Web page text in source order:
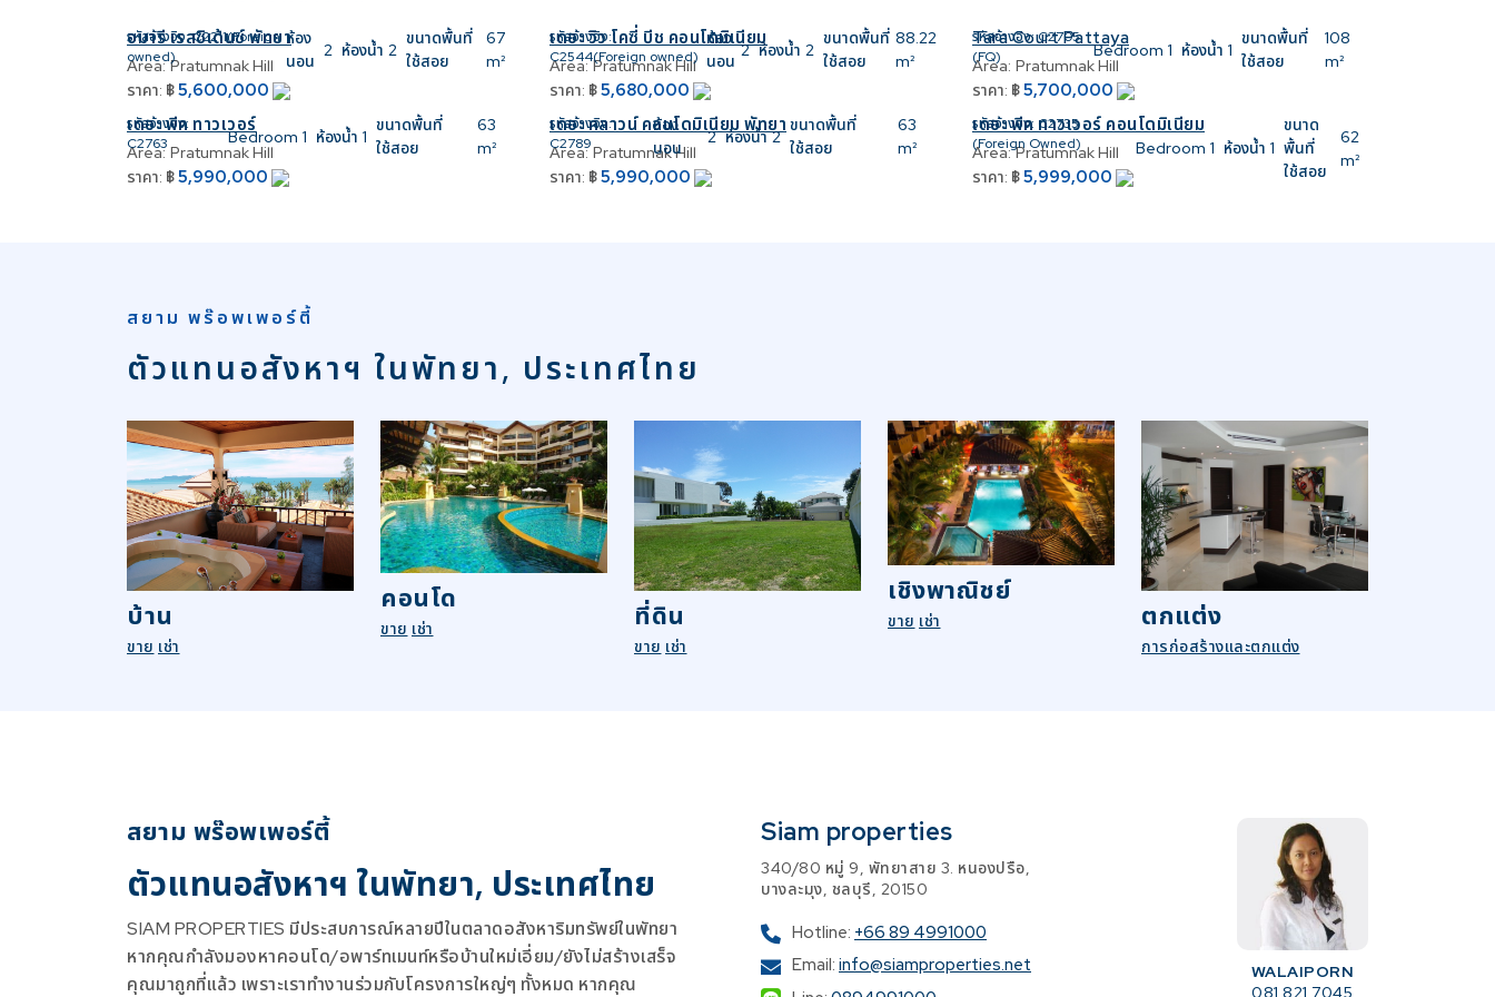
รหัสอ้างอิง:C2211(Foreign
owned)
ห้อง
นอน
2 ห้องน้ำ 2
ขนาดพื้นที่
ใช้สอย
67
m²
อมารี เรสซิเด้นซ์ พัทยา
Area: Pratumnak Hill
ราคา: ฿5,600,000
รหัสอ้างอิง:
C2544(Foreign owned)
ห้อง
นอน
2 ห้องน้ำ 2
ขนาดพื้นที่
ใช้สอย
88.22
m²
เดอะ วิว โคซี่ บีช คอนโดมิเนียม
Area: Pratumnak Hill
ราคา: ฿5,680,000
รหัสอ้างอิง: C2705
(FQ)
Bedroom 1 ห้องน้ำ 1
ขนาดพื้นที่
ใช้สอย
108
m²
Tara Court Pattaya
Area: Pratumnak Hill
ราคา: ฿5,700,000
รหัสอ้างอิง:
C2763
Bedroom 1 ห้องน้ำ 1
ขนาดพื้นที่
ใช้สอย
63
m²
เดอะ พีค ทาวเวอร์
Area: Pratumnak Hill
ราคา: ฿5,990,000
รหัสอ้างอิง:
C2789
ห้อง
นอน
2 ห้องน้ำ 2
ขนาดพื้นที่
ใช้สอย
63
m²
เดอะ คลาวน์ คอนโดมิเนียม พัทยา
Area: Pratumnak Hill
ราคา: ฿5,990,000
รหัสอ้างอิง: C2735
(Foreign Owned)
Bedroom 1 ห้องน้ำ 1
ขนาด
พื้นที่
ใช้สอย
62
m²
เดอะ พีค ทาวเวอร์ คอนโดมิเนียม
Area: Pratumnak Hill
ราคา: ฿5,999,000
สยาม พร๊อพเพอร์ตี้
ตัวแทนอสังหาฯ ในพัทยา, ประเทศไทย
บ้าน
ขาย เช่า
คอนโด
ขาย เช่า ที่ดิน
ขาย เช่า
เชิงพาณิชย์
ขาย เช่า ตกแต่ง
การก่อสร้างและตกแต่ง
สยาม พร๊อพเพอร์ตี้
ตัวแทนอสังหาฯ ในพัทยา, ประเทศไทย
SIAM PROPERTIES มีประสบการณ์หลายปีในตลาดอสังหาริมทรัพย์ในพัทยา
หากคุณกำลังมองหาคอนโด/อพาร์ทเมนท์หรือบ้านใหม่เอี่ยม/ยังไม่สร้างเสร็จ
คุณมาถูกที่แล้ว เพราะเราทำงานร่วมกับโครงการใหญ่ๆ ทั้งหมด หากคุณ
Siam properties
340/80 หมู่ 9, พัทยาสาย 3. หนองปรือ,
บางละมุง, ชลบุรี, 20150
Hotline: +66 89 4991000
Email: info@siamproperties.net
WALAIPORN
081 821 7045